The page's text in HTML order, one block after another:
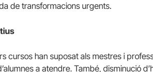
de transformacions urgents.
cursos han suposat als mestres i
a atendre. També, disminució